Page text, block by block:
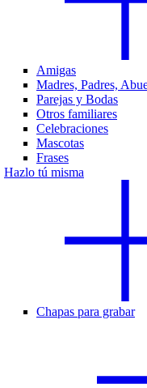
Amigas
Madres, Padres,
Parejas y Bodas
Otros familiares
Celebraciones
Mascotas
Frases
Hazlo tú misma
Chapas para grabar